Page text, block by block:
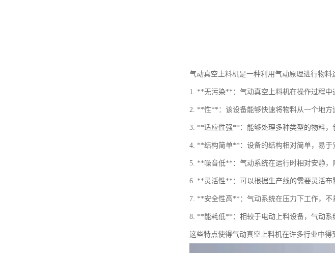
气动真空上料机是一种利用气动原理进行物料
1. **无污染**：气动真空上料机在操作过程中
2. **性**：该设备能够快速将物料从一个地方
3. **适应性强**：能够处理多种类型的物料，
4. **结构简单**：设备的结构相对简单，易于
5. **噪音低**：气动系统在运行时相对安静，
6. **灵活性**：可以根据生产线的需要灵活布
7. **安全性高**：气动系统在压力下工作，不
8. **能耗低**：相较于电动上料设备，气动系
这些特点使得气动真空上料机在许多行业中得